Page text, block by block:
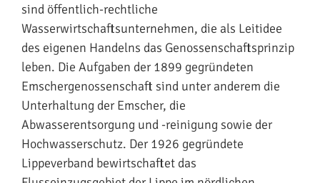
sind öffentlich-rechtliche
Wasserwirtschaftsunternehmen, die als Leitidee
des eigenen Handelns das Genossenschaftsprinzip
leben. Die Aufgaben der 1899 gegründeten
Emschergenossenschaft sind unter anderem die
Unterhaltung der Emscher, die
Abwasserentsorgung und -reinigung sowie der
Hochwasserschutz. Der 1926 gegründete
Lippeverband bewirtschaftet das